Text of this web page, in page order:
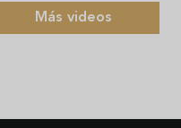
Más videos